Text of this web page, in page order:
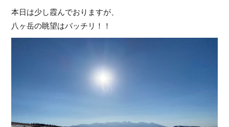
本日は少し霞んでおりますが、
八ヶ岳の眺望はバッチリ！！